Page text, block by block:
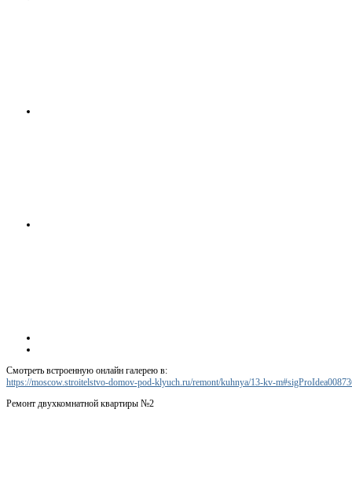
Смотреть встроенную онлайн галерею в:
https://moscow.stroitelstvo-domov-pod-klyuch.ru/remont/kuhnya/13-kv-
Ремонт двухкомнатной квартиры №2